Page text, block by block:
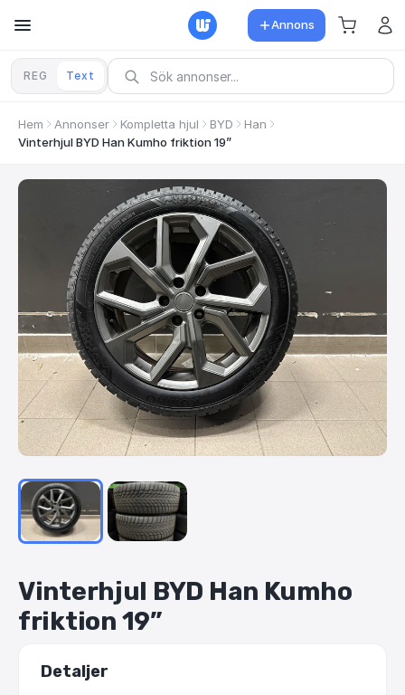
Annons
REG Text
Hem Annonser Kompletta hjul BYD
Han
Vinterhjul BYD Han Kumho friktion 19”
Vinterhjul BYD Han Kumho
friktion 19”
Detaljer